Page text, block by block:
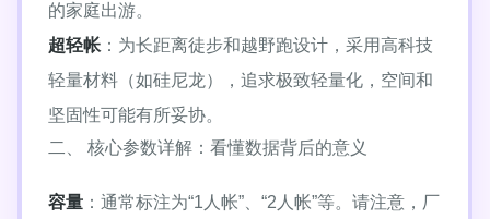
的家庭出游。
超轻帐 ：为长距离徒步和越野跑设计，采用高科技
轻量材料（如硅尼龙），追求极致轻量化，空间和
坚固性可能有所妥协。
二、 核心参数详解：看懂数据背后的意义
容量 ：通常标注为“1人帐”、“2人帐”等。请注意，厂